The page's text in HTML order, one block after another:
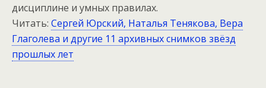
дисциплине и умных правилах.
Читать: Сергей Юрский, Наталья Тенякова, Вера
Глаголева и другие 11 архивных снимков звёзд
прошлых лет